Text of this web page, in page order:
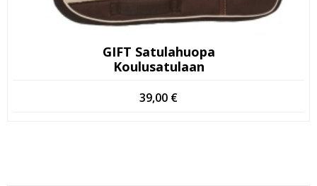
GIFT Satulahuopa
Koulusatulaan
39,00 €